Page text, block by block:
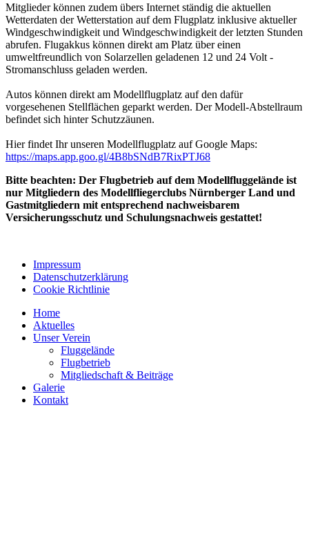
Mitglieder können zudem übers Internet ständig die aktuellen
Wetterdaten der Wetterstation auf dem Flugplatz inklusive aktueller
Windgeschwindigkeit und Windgeschwindigkeit der letzten Stunden
abrufen. Flugakkus können direkt am Platz über einen
umweltfreundlich von Solarzellen geladenen 12 und 24 Volt -
Stromanschluss geladen werden.
Autos können direkt am Modellflugplatz auf den dafür
vorgesehenen Stellflächen geparkt werden. Der Modell-Abstellraum
befindet sich hinter Schutzzäunen.
Hier findet Ihr unseren Modellflugplatz auf Google Maps:
https://maps.app.goo.gl/4B8bSNdB7RixPTJ68
Bitte beachten: Der Flugbetrieb auf dem Modellfluggelände ist
nur Mitgliedern des Modellfliegerclubs Nürnberger Land und
Gastmitgliedern mit entsprechend nachweisbarem
Versicherungsschutz und Schulungsnachweis gestattet!
Impressum
Datenschutzerklärung
Cookie Richtlinie
Home
Aktuelles
Unser Verein
Fluggelände
Flugbetrieb
Mitgliedschaft & Beiträge
Galerie
Kontakt